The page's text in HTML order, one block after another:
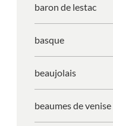
baron de lestac
basque
beaujolais
beaumes de venise